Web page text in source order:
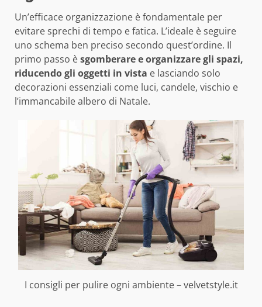
Un’efficace organizzazione è fondamentale per
evitare sprechi di tempo e fatica. L’ideale è seguire
uno schema ben preciso secondo quest’ordine. Il
primo passo èsgomberare e organizzare gli spazi,
riducendo gli oggetti in vista e lasciando solo
decorazioni essenziali come luci, candele, vischio e
l’immancabile albero di Natale.
I consigli per pulire ogni ambiente – velvetstyle.it